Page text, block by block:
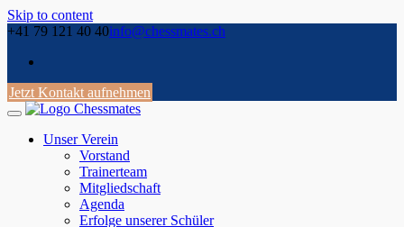
Skip to content
+41 79 121 40 40info@chessmates.ch
Jetzt Kontakt aufnehmen
Unser Verein
Vorstand
Trainerteam
Mitgliedschaft
Agenda
Erfolge unserer Schüler